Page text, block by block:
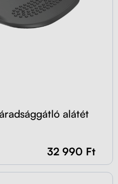
alátét
32 990 Ft